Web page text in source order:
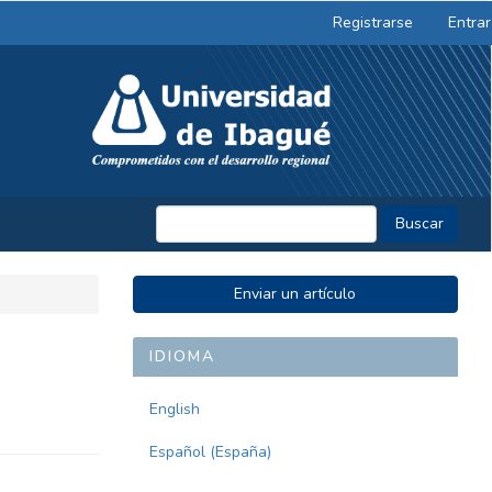
Registrarse Entrar
Buscar
ENVIAR
UN
ARTÍCULO
Enviar un artículo
IDIOMA
English
Español (España)